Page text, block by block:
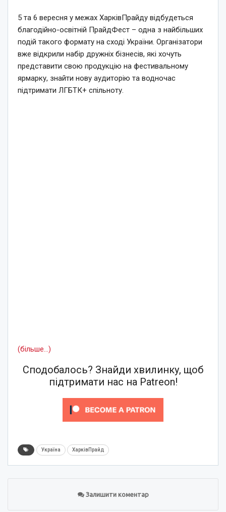
5 та 6 вересня у межах ХарківПрайду відбудеться
благодійно-освітній ПрайдФест – одна з найбільших
подій такого формату на сході України. Організатори
вже відкрили набір дружніх бізнесів, які хочуть
представити свою продукцію на фестивальному
ярмарку, знайти нову аудиторію та водночас
підтримати ЛГБТК+ спільноту.
(більше…)
Сподобалось? Знайди хвилинку, щоб
підтримати нас на Patreon!
Україна ХарківПрайд
Залишити коментар